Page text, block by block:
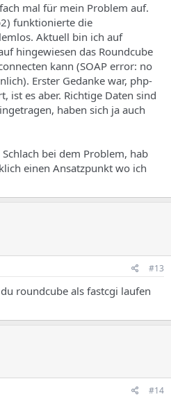
mal für mein Problem auf.
funktionierte die
Aktuell bin ich auf
hingewiesen das Roundcube
kann (SOAP error: no
Erster Gedanke war, php-
ist es aber. Richtige Daten sind
haben sich ja auch
bei dem Problem, hab
einen Ansatzpunkt wo ich
#13
roundcube als fastcgi laufen
#14